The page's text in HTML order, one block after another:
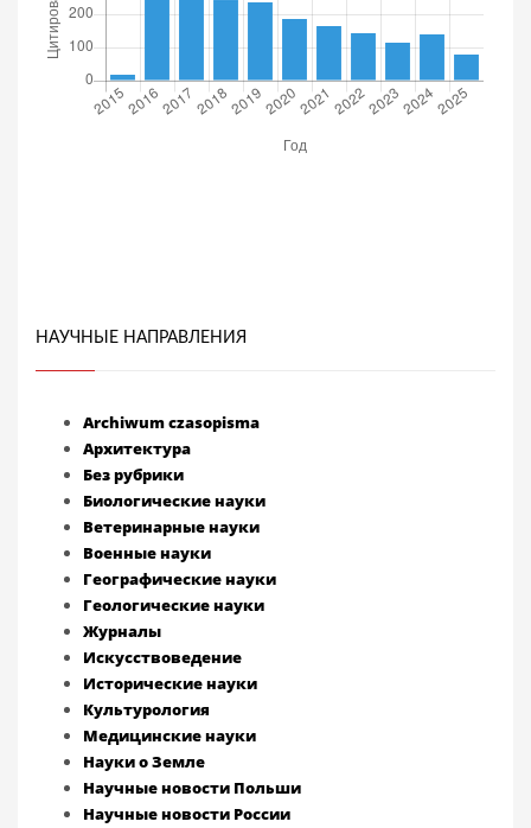
НАУЧНЫЕ НАПРАВЛЕНИЯ
Archiwum czasopisma
Архитектура
Без рубрики
Биологические науки
Ветеринарные науки
Военные науки
Географические науки
Геологические науки
Журналы
Искусствоведение
Исторические науки
Культурология
Медицинские науки
Науки о Земле
Научные новости Польши
Научные новости России